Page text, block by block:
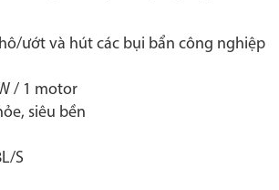
ướt và hút các bụi bẩn công nghiệp
/ 1 motor
siêu bền
S